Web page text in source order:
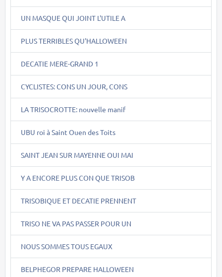
UN MASQUE QUI JOINT L'UTILE A
PLUS TERRIBLES QU'HALLOWEEN
DECATIE MERE-GRAND 1
CYCLISTES: CONS UN JOUR, CONS
LA TRISOCROTTE: nouvelle manif
UBU roi à Saint Ouen des Toits
SAINT JEAN SUR MAYENNE OUI MAI
Y A ENCORE PLUS CON QUE TRISOB
TRISOBIQUE ET DECATIE PRENNENT
TRISO NE VA PAS PASSER POUR UN
NOUS SOMMES TOUS EGAUX
BELPHEGOR PREPARE HALLOWEEN